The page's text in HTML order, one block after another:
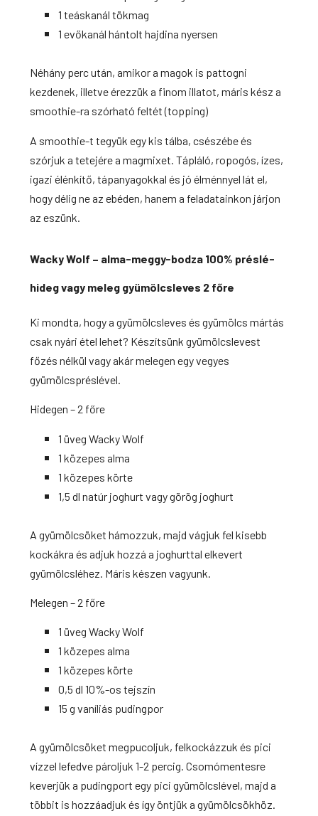
1 teáskanál tökmag
1 evőkanál hántolt hajdina nyersen
Néhány perc után, amikor a magok is pattogni
kezdenek, illetve érezzük a finom illatot, máris kész a
smoothie-ra szórható feltét (topping)
A smoothie-t tegyük egy kis tálba, csészébe és
szórjuk a tetejére a magmixet. Tápláló, ropogós, ízes,
igazi élénkítő, tápanyagokkal és jó élménnyel lát el,
hogy délig ne az ebéden, hanem a feladatainkon járjon
az eszünk.
Wacky Wolf – alma-meggy-bodza 100% préslé-
hideg vagy meleg gyümölcsleves 2 főre
Ki mondta, hogy a gyümölcsleves és gyümölcs mártás
csak nyári étel lehet? Készítsünk gyümölcslevest
főzés nélkül vagy akár melegen egy vegyes
gyümölcspréslével.
Hidegen – 2 főre
1 üveg Wacky Wolf
1 közepes alma
1 közepes körte
1,5 dl natúr joghurt vagy görög joghurt
A gyümölcsöket hámozzuk, majd vágjuk fel kisebb
kockákra és adjuk hozzá a joghurttal elkevert
gyümölcsléhez. Máris készen vagyunk.
Melegen – 2 főre
1 üveg Wacky Wolf
1 közepes alma
1 közepes körte
0,5 dl 10%-os tejszín
15 g vaníliás pudingpor
A gyümölcsöket megpucoljuk, felkockázzuk és pici
vízzel lefedve pároljuk 1-2 percig. Csomómentesre
keverjük a pudingport egy pici gyümölcslével, majd a
többit is hozzáadjuk és így öntjük agyümölcsökhöz.